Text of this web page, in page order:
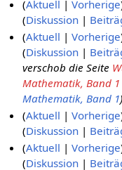
k
o
0
4
n
e
B
e
a
r
b
e
i
t
e
i
n
e
B
e
a
r
b
e
Aktuell Vorherige
Diskussion
K
e
i
n
e
B
e
a
r
Aktuell Vorherige
Diskussion
verschob die Seite
Mathematik, Band 1
Mathematik, Band 1
2
Aktuell Vorherige
Diskussion
K
e
Aktuell Vorherige
Diskussion